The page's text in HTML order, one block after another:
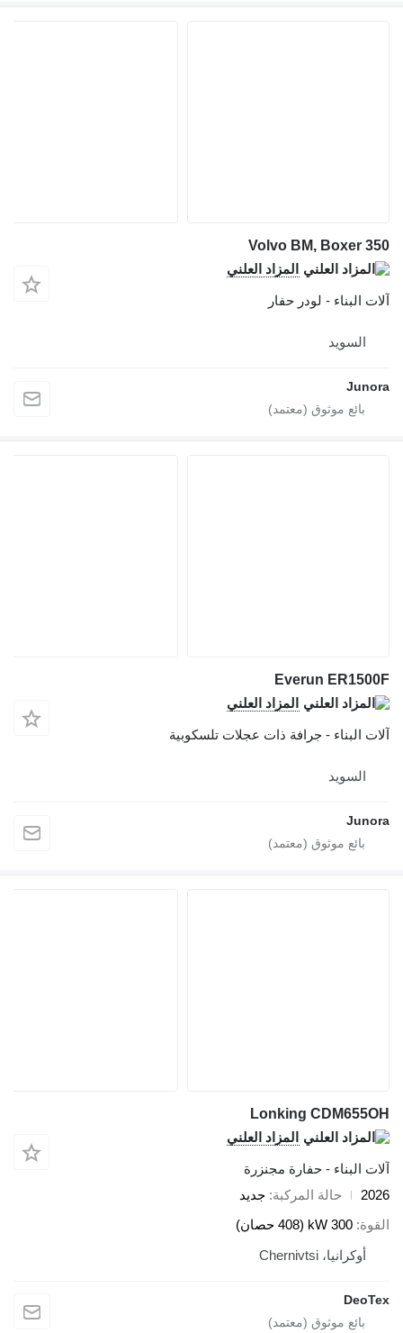
Volvo BM, Boxer 350
المزاد العلني
آلات البناء - لودر حفار
السويد
Junora
Everun ER1500F
المزاد العلني
آلات البناء - جرافة ذات عجلات تلسكوبية
السويد
Junora
Lonking CDM655OH
المزاد العلني
آلات البناء - حفارة مجنزرة
2026
حالة المركبة جديد
القوة 300 kW (408 حصان)
أوكرانيا، Chernivtsi
DeoTex